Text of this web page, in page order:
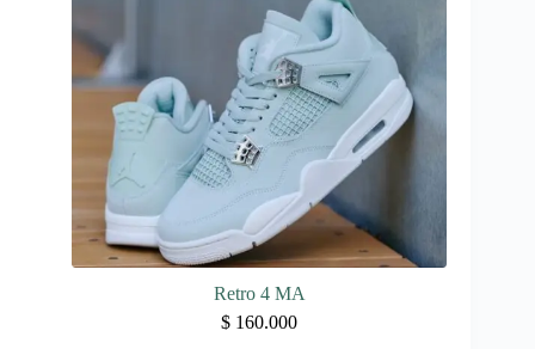
elegir
en
la
página
de
producto
Retro 4 MA
$ 160.000